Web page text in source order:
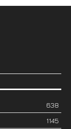
638
1145